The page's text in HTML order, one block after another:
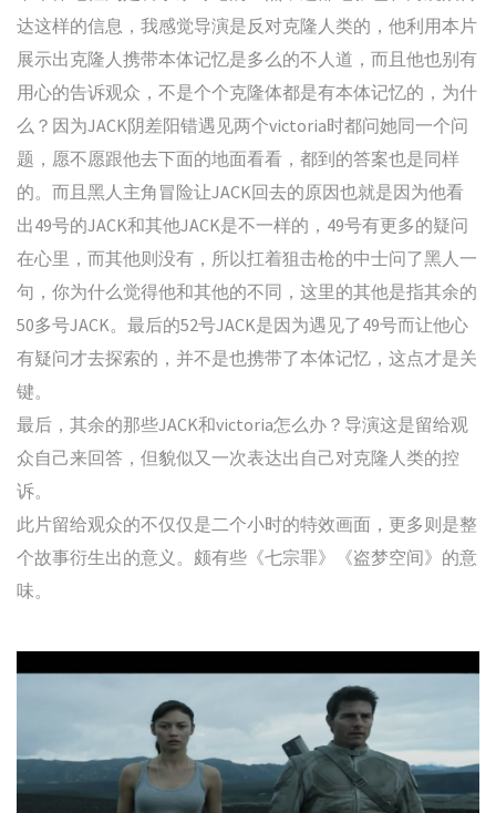
达这样的信息，我感觉导演是反对克隆人类的，他利用本片
展示出克隆人携带本体记忆是多么的不人道，而且他也别有
用心的告诉观众，不是个个克隆体都是有本体记忆的，为什
么？因为JACK阴差阳错遇见两个victoria时都问她同一个问
题，愿不愿跟他去下面的地面看看，都到的答案也是同样
的。而且黑人主角冒险让JACK回去的原因也就是因为他看
出49号的JACK和其他JACK是不一样的，49号有更多的疑问
在心里，而其他则没有，所以扛着狙击枪的中士问了黑人一
句，你为什么觉得他和其他的不同，这里的其他是指其余的
50多号JACK。最后的52号JACK是因为遇见了49号而让他心
有疑问才去探索的，并不是也携带了本体记忆，这点才是关
键。
最后，其余的那些JACK和victoria怎么办？导演这是留给观
众自己来回答，但貌似又一次表达出自己对克隆人类的控
诉。
此片留给观众的不仅仅是二个小时的特效画面，更多则是整
个故事衍生出的意义。颇有些《七宗罪》《盗梦空间》的意
味。